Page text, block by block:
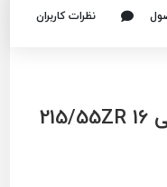
نظرات کاربران
راهنمای خرید لاستیک اتانی 215/55ZR 16